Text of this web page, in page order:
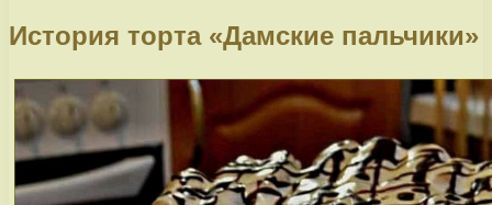
История торта «Дамские пальчики»